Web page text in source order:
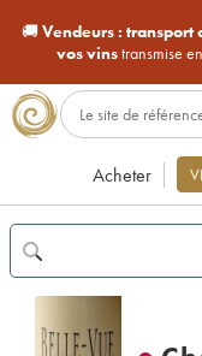
🚚Vendeurs : transport
vos vinstransmise
Acheter